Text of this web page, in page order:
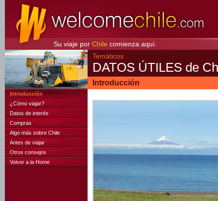
Su viaje por Chile comienza aquí.
Temáticos
DATOS ÚTILES de
Introducción
Introducción
¿Cómo viajar?
Datos de interés
Compras
Algo más sobre Chile
Antes de viajar
Otros consejos
Volver a la Home